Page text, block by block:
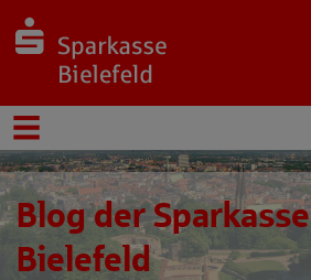
Blog der Sparkasse
Bielefeld